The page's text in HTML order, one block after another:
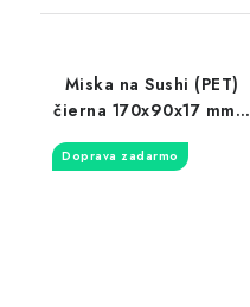
Miska na Sushi (PET)
čierna 170x90x17 mm +
viečko, 600 sád
Doprava zadarmo